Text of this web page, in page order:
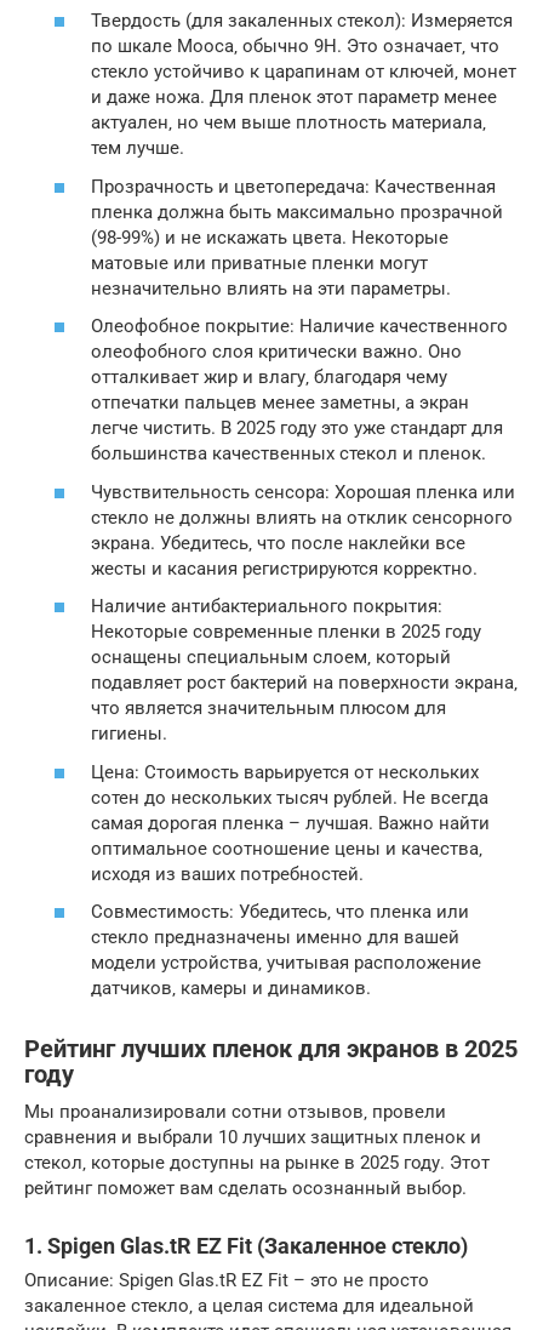
Твердость (для закаленных стекол): Измеряется
по шкале Мооса‚ обычно 9H. Это означает‚ что
стекло устойчиво к царапинам от ключей‚ монет
и даже ножа. Для пленок этот параметр менее
актуален‚ но чем выше плотность материала‚
тем лучше.
Прозрачность и цветопередача: Качественная
пленка должна быть максимально прозрачной
(98-99%) и не искажать цвета. Некоторые
матовые или приватные пленки могут
незначительно влиять на эти параметры.
Олеофобное покрытие: Наличие качественного
олеофобного слоя критически важно. Оно
отталкивает жир и влагу‚ благодаря чему
отпечатки пальцев менее заметны‚ а экран
легче чистить. В 2025 году это уже стандарт для
большинства качественных стекол и пленок.
Чувствительность сенсора: Хорошая пленка или
стекло не должны влиять на отклик сенсорного
экрана. Убедитесь‚ что после наклейки все
жесты и касания регистрируются корректно.
Наличие антибактериального покрытия:
Некоторые современные пленки в 2025 году
оснащены специальным слоем‚ который
подавляет рост бактерий на поверхности экрана‚
что является значительным плюсом для
гигиены.
Цена: Стоимость варьируется от нескольких
сотен до нескольких тысяч рублей. Не всегда
самая дорогая пленка – лучшая. Важно найти
оптимальное соотношение цены и качества‚
исходя из ваших потребностей.
Совместимость: Убедитесь‚ что пленка или
стекло предназначены именно для вашей
модели устройства‚ учитывая расположение
датчиков‚ камеры и динамиков.
Рейтинг лучших пленок для экранов в 2025
году
Мы проанализировали сотни отзывов‚ провели
сравнения и выбрали 10 лучших защитных пленок и
стекол‚ которые доступны на рынке в 2025 году. Этот
рейтинг поможет вам сделать осознанный выбор.
1. Spigen Glas.tR EZ Fit (Закаленное стекло)
Описание: Spigen Glas.tR EZ Fit – это не просто
закаленное стекло‚ а целая система для идеальной